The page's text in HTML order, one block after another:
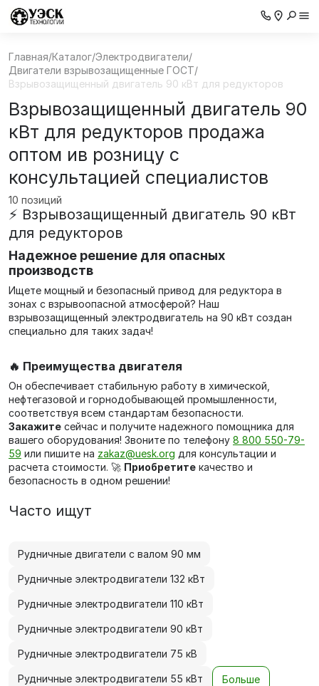
Главная/Каталог/Электродвигатели/
Двигатели взрывозащищенные ГОСТ/
Взрывозащищенный двигатель 90 кВт для редукторов
Взрывозащищенный двигатель 90
кВт для редукторов продажа
оптом ив розницу с
консультацией специалистов
10 позиций
⚡ Взрывозащищенный двигатель 90 кВт
для редукторов
Надежное решение для опасных
производств
Ищете мощный и безопасный привод для редуктора в
зонах с взрывоопасной атмосферой? Наш
взрывозащищенный электродвигатель на 90 кВт создан
специально для таких задач!
🔥 Преимущества двигателя
Он обеспечивает стабильную работу в химической,
нефтегазовой и горнодобывающей промышленности,
соответствуя всем стандартам безопасности.
Закажите сейчас и получите надежного помощника для
вашего оборудования! Звоните по телефону 8 800 550-79-
59 или пишите на zakaz@uesk.org для консультации и
расчета стоимости. 🚀 Приобретите качество и
безопасность в одном решении!
Часто ищут
Рудничные двигатели с валом 90 мм
Рудничные электродвигатели 132 кВт
Рудничные электродвигатели 110 кВт
Рудничные электродвигатели 90 кВт
Рудничные электродвигатели 75 кВ
Рудничные электродвигатели 55 кВт Больше